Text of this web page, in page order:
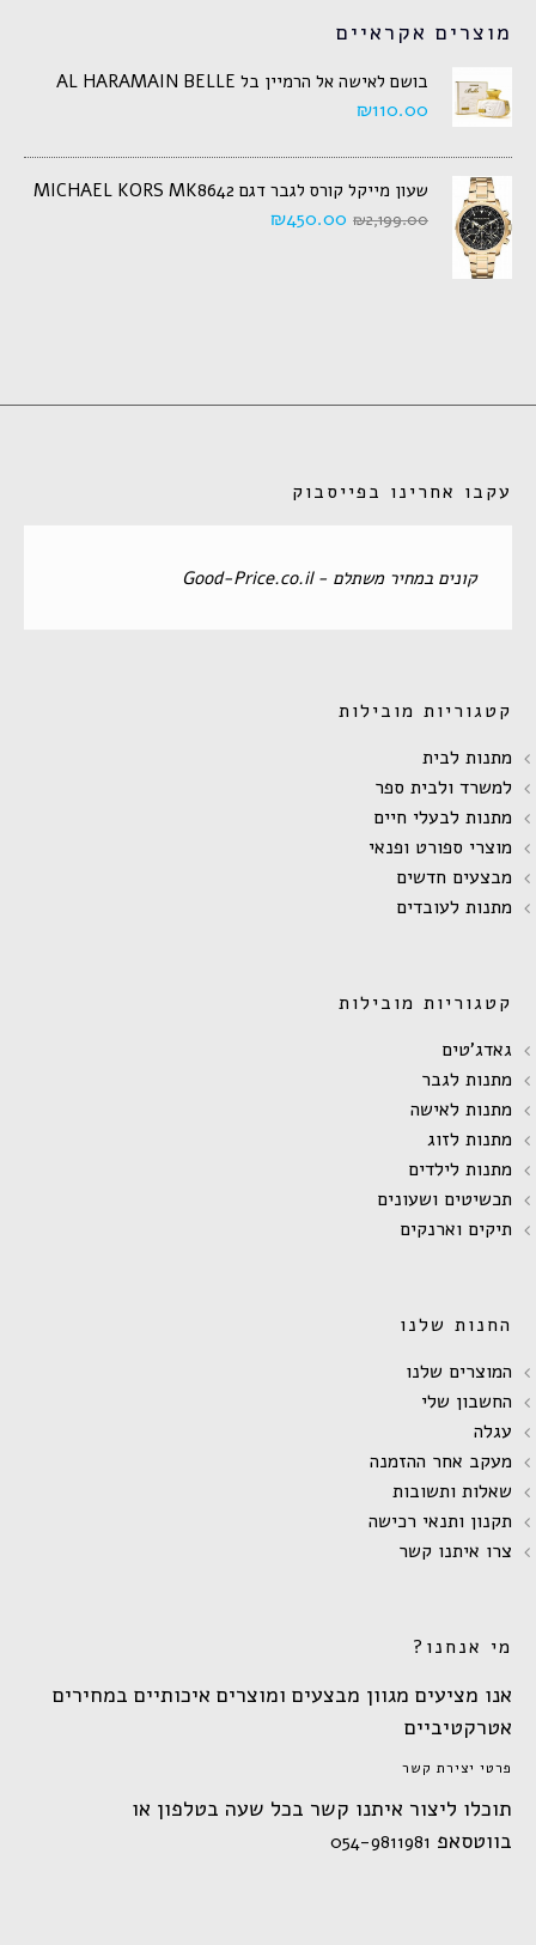
מוצרים אקראיים
בושם לאישה אל הרמיין בל AL HARAMAIN BELLE
₪110.00
שעון מייקל קורס לגבר דגם MICHAEL KORS MK8642
₪2,199.00
₪450.00
עקבו אחרינו בפייסבוק
‏קונים במחיר משתלם - Good-Price.co.il‏
קטגוריות מובילות
מתנות לבית
למשרד ולבית ספר
מתנות לבעלי חיים
מוצרי ספורט ופנאי
מבצעים חדשים
מתנות לעובדים
קטגוריות מובילות
גאדג'טים
מתנות לגבר
מתנות לאישה
מתנות לזוג
מתנות לילדים
תכשיטים ושעונים
תיקים וארנקים
החנות שלנו
המוצרים שלנו
החשבון שלי
עגלה
מעקב אחר ההזמנה
שאלות ותשובות
תקנון ותנאי רכישה
צרו איתנו קשר
מי אנחנו?
אנו מציעים מגוון מבצעים ומוצרים איכותיים במחירים
אטרקטיביים
פרטי יצירת קשר
תוכלו ליצור איתנו קשר בכל שעה בטלפון או
בווטסאפ 054-9811981